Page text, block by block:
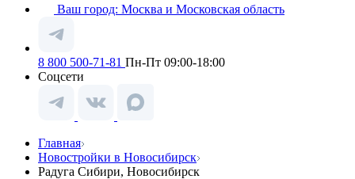
Ваш город: Москва и Московская область
8 800 500-71-81 Пн-Пт 09:00-18:00
Соцсети
Главная
Новостройки в Новосибирск
Радуга Сибири, Новосибирск